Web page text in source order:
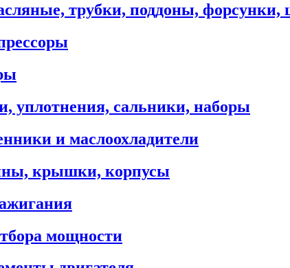
трубки, поддоны,
уплотнения, сальники, наборы
и маслоохладители
крышки, корпусы
мощности